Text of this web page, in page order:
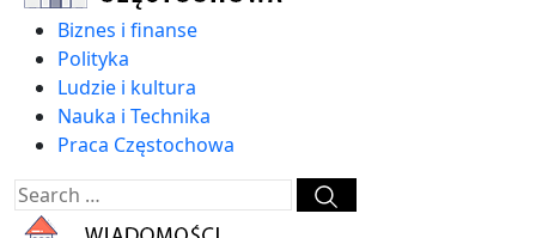
Biznes i finanse
Polityka
Ludzie i kultura
Nauka i Technika
Praca Częstochowa